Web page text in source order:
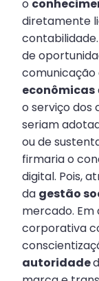
o
diretamente
de
econômicas
o serviço dos
seriam
ou de
firmaria o
digital. Pois,
da gestão
mercado. Em
corporativa
autoridade